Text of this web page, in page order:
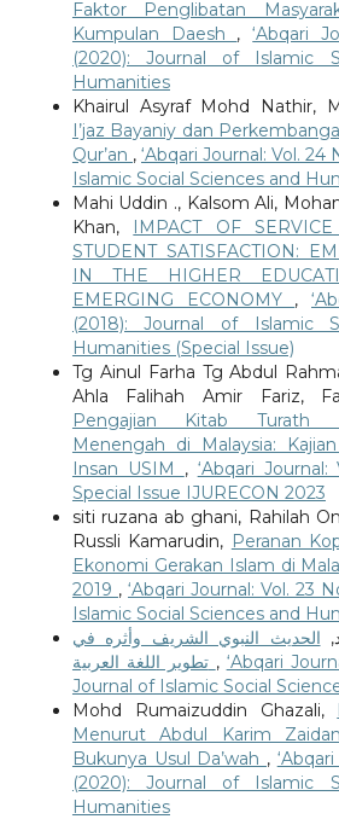
Faktor Penglibatan
Kumpulan Daesh ,‘Abqari
(2020): Journal of Islamic
Humanities
Khairul Asyraf Mohd Nathir,
I’jaz Bayaniy dan
Qur’an , ‘Abqari Journal: Vol. 24
Islamic Social Sciences and
Mahi Uddin ., Kalsom Ali,
Khan, IMPACT OF
STUDENT SATISFACTION:
IN THE HIGHER
EMERGING ECONOMY ,
(2018): Journal of Islamic
Humanities (Special Issue)
Tg Ainul Farha Tg Abdul
Ahla Falihah Amir Fariz,
Pengajian Kitab Turath
Menengah di Malaysia:
Insan USIM , ‘Abqari
Special Issue IJURECON 2023
siti ruzana ab ghani, Rahilah
Russli Kamarudin, Peranan
Ekonomi Gerakan Islam di
2019 , ‘Abqari Journal: Vol. 23
Islamic Social Sciences and
الحديث النبوي الشريف وأثره في
تطوير اللغة العربية , ‘Abqari
Journal of Islamic Social
Mohd Rumaizuddin Ghazali,
Menurut Abdul Karim
Bukunya Usul Da’wah ,
(2020): Journal of Islamic
Humanities